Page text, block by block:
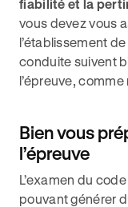
fiabilité et la
vous devez vous
l’établissement
conduite suivent
l’épreuve,
Bien vous
l’épreuve
L’examen du
pouvant générer